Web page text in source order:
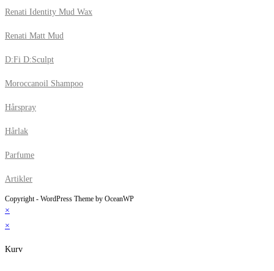
Renati Identity Mud Wax
Renati Matt Mud
D:Fi D:Sculpt
Moroccanoil Shampoo
Hårspray
Hårlak
Parfume
Artikler
Copyright - WordPress Theme by OceanWP
×
×
Kurv